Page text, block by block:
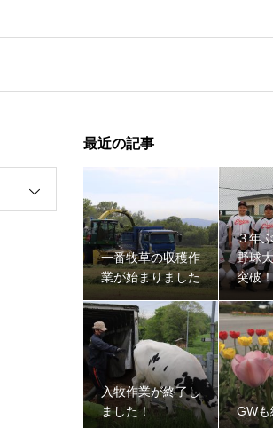
最近の記事
一番牧草の収穫作
業が始まりました
３年
野球
突破
入牧作業が終了し
ました！
GW